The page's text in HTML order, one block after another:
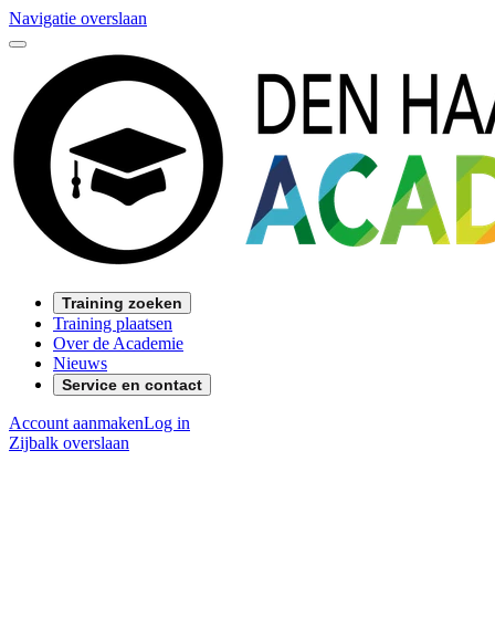
Navigatie overslaan
Training zoeken
Training plaatsen
Over de Academie
Nieuws
Service en contact
Account aanmakenLog in
Zijbalk overslaan